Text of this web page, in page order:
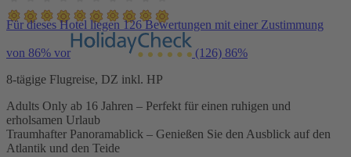
Für dieses Hotel liegen 126 Bewertungen mit einer Zustimmung
von 86% vor (126) 86%
8-tägige Flugreise, DZ inkl. HP
Adults Only ab 16 Jahren – Perfekt für einen ruhigen und
erholsamen Urlaub
Traumhafter Panoramablick – Genießen Sie den Ausblick auf den
Atlantik und den Teide